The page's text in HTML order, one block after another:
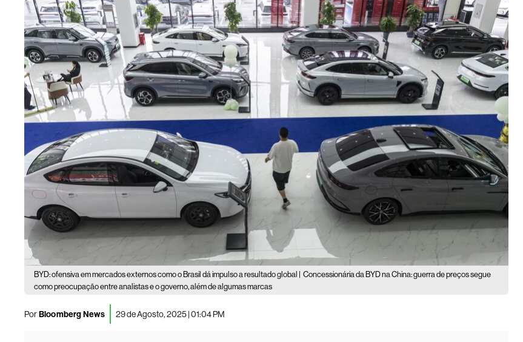
BYD: ofensiva em mercados externos como o Brasil dá impulso a resultado global |
Concessionária da BYD na China: guerra de preços segue
como preocupação entre analistas e o governo, além de algumas marcas
PorBloomberg News 29 de Agosto, 2025 | 01:04 PM